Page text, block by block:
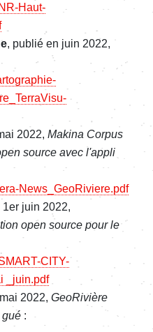
Haut-
, publié en juin 2022,
2022, Makina Corpus
source avec l'appli
News_GeoRiviere.pdf
juin 2022,
open source pour le
CITY-
_juin.pdf
2022, GeoRivière
: